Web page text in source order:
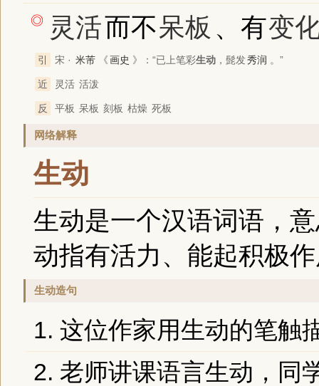
◎ 灵活而不呆板 、有变
引 宋 · 米芾 《画史 》 ：“已上笔彩生动 ，髭发秀润 。”
近 灵活 活泼
反 平板 呆板 刻板 枯燥 死板
网络解释
生动
生动是一个汉语词语，
动指有活力、能起积极
生动造句
1. 这位作家用生动的笔触
2. 老师讲课语言生动，同